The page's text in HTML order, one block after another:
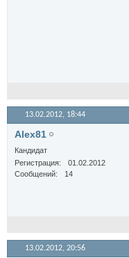
13.02.2012, 18:44
Alex81
Кандидат
Регистрация
01.02.2012
Сообщений
14
13.02.2012, 20:56